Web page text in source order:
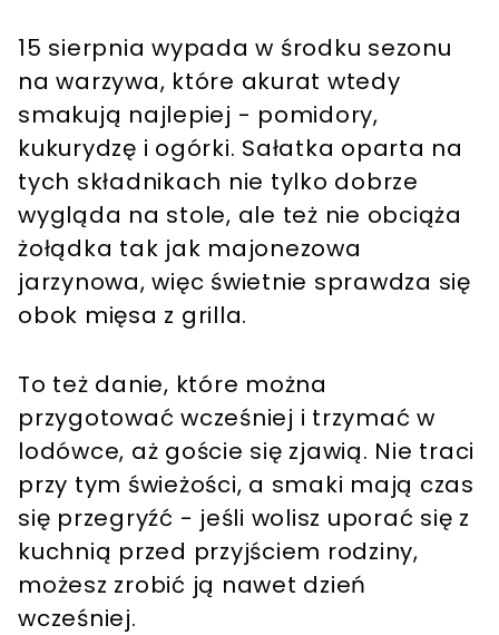
15 sierpnia wypada w środku sezonu
na warzywa, które akurat wtedy
smakują najlepiej - pomidory,
kukurydzę i ogórki. Sałatka oparta na
tych składnikach nie tylko dobrze
wygląda na stole, ale też nie obciąża
żołądka tak jak majonezowa
jarzynowa, więc świetnie sprawdza się
obok mięsa z grilla.
To też danie, które można
przygotować wcześniej i trzymać w
lodówce, aż goście się zjawią. Nie traci
przy tym świeżości, a smaki mają czas
się przegryźć - jeśli wolisz uporać się z
kuchnią przed przyjściem rodziny,
możesz zrobić ją nawet dzień
wcześniej.